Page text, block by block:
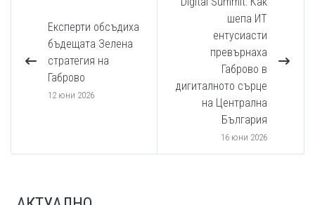
Експерти обсъдиха
бъдещата Зелена
стратегия на
Габрово
12 юни 2026
шепа ИТ
ентусиасти
превърнаха
Габрово в
дигиталното сърце
на Централна
България
16 юни 2026